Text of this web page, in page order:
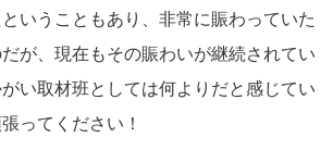
いうこともあり、非常に賑わっていた
が、現在もその賑わいが継続されてい
い取材班としては何よりだと感じてい
ってください！